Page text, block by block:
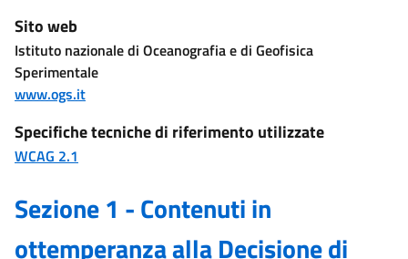
Sito web
Istituto nazionale di Oceanografia e di Geofisica
Sperimentale
www.ogs.it
Specifiche tecniche di riferimento utilizzate
WCAG 2.1
Sezione 1 - Contenuti in
ottemperanza allaDecisione di